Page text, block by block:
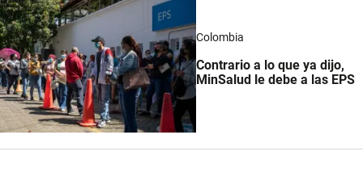
Colombia
Contrario a lo que ya dijo,
MinSalud le debe a las EPS